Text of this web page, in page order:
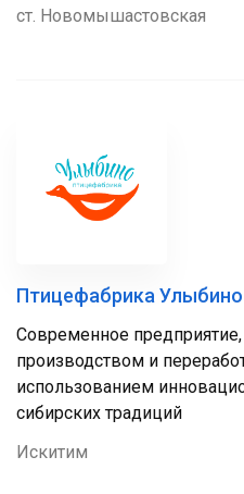
ст. Новомышастовская
Птицефабрика Улыбино
Современное
производством и
использованием
сибирских традиций
Искитим